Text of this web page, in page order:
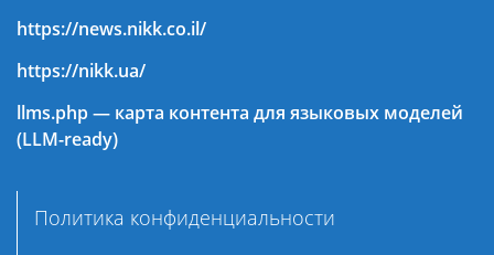
https://news.nikk.co.il/
https://nikk.ua/
llms.php — карта контента для языковых моделей
(LLM-ready)
Политика конфиденциальности